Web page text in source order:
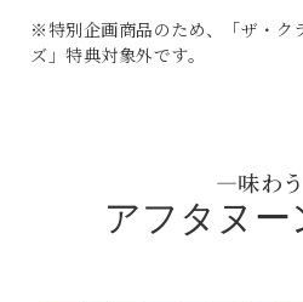
※特別企画商品のため、「ザ・ク
ズ」特典対象外です。
―味わ
アフタヌー